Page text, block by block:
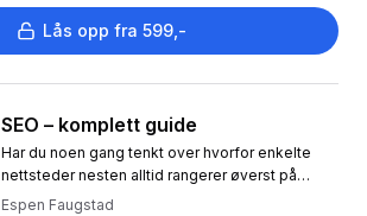
Lås opp fra 599,-
SEO – komplett guide
Har du noen gang tenkt over hvorfor enkelte
nettsteder nesten alltid rangerer øverst på
Google? Hva vet de som du ikke vet? Dette
Espen Faugstad